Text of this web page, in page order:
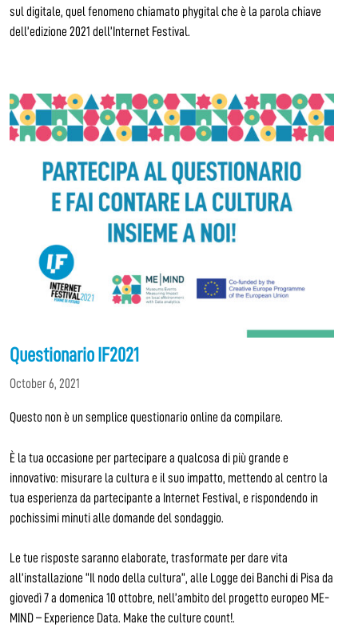
sul digitale, quel fenomeno chiamato phygital che è la parola chiave
dell’edizione 2021 dell’Internet Festival.
Questionario IF2021
October 6, 2021
Questo non è un semplice questionario online da compilare.
È la tua occasione per partecipare a qualcosa di più grande e
innovativo: misurare la cultura e il suo impatto, mettendo al centro la
tua esperienza da partecipante a Internet Festival, e rispondendo in
pochissimi minuti alle domande del sondaggio.
Le tue risposte saranno elaborate, trasformate per dare vita
all’installazione “Il nodo della cultura”, alle Logge dei Banchi di Pisa da
giovedì 7 a domenica 10 ottobre, nell’ambito del progetto europeo ME-
MIND – Experience Data. Make the culture count!.